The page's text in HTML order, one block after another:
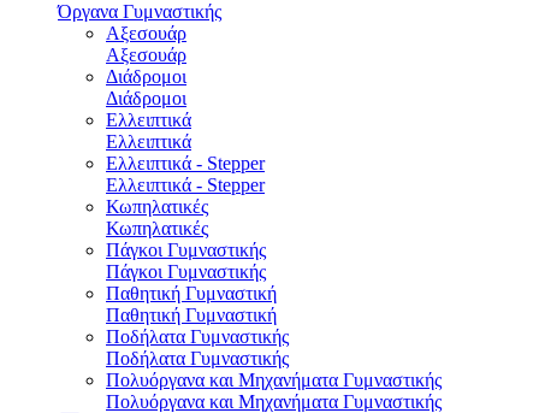
Όργανα Γυμναστικής
Αξεσουάρ
Αξεσουάρ
Διάδρομοι
Διάδρομοι
Ελλειπτικά
Ελλειπτικά
Ελλειπτικά - Stepper
Ελλειπτικά - Stepper
Κωπηλατικές
Κωπηλατικές
Πάγκοι Γυμναστικής
Πάγκοι Γυμναστικής
Παθητική Γυμναστική
Παθητική Γυμναστική
Ποδήλατα Γυμναστικής
Ποδήλατα Γυμναστικής
Πολυόργανα και Μηχανήματα Γυμναστικής
Πολυόργανα και Μηχανήματα Γυμναστικής